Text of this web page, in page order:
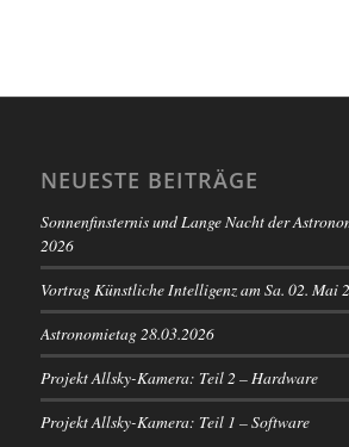
NEUESTE BEITRÄGE
Sonnenfinsternis und Lange Nacht der
2026
Vortrag Künstliche Intelligenz am Sa. 02. Mai
Astronomietag 28.03.2026
Projekt Allsky-Kamera: Teil 2 – Hardware
Projekt Allsky-Kamera: Teil 1 – Software